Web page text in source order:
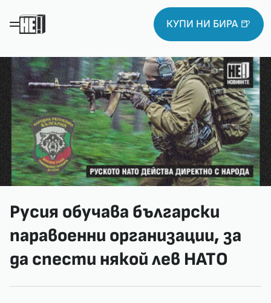
КУПИ НИ БИРА 🍺
Русия обучава български
паравоенни организации, за
да спести някой лев НАТО